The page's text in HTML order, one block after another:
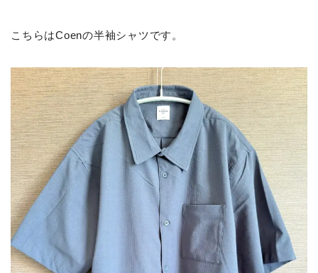
こちらはCoenの半袖シャツです。